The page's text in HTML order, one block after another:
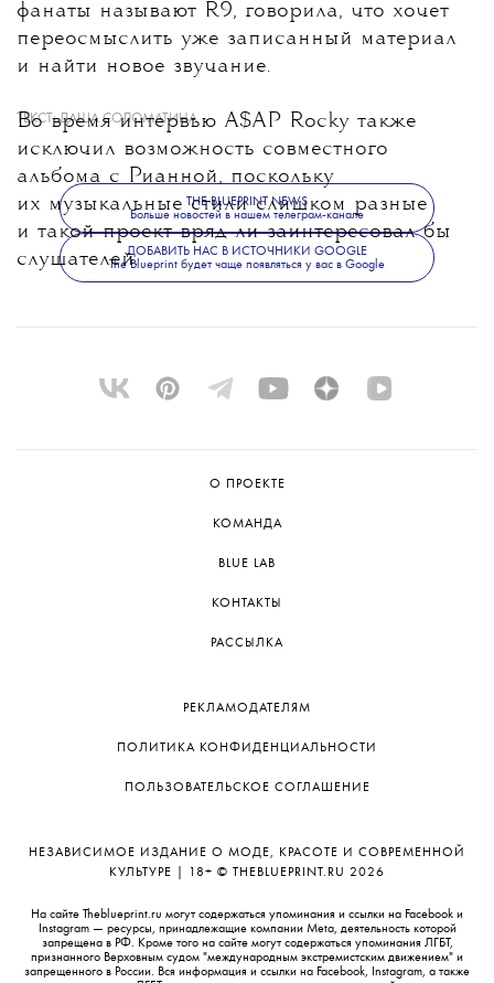
фанаты называют R9, говорила, что хочет
переосмыслить уже записанный материал
и найти новое звучание.
Во время интервью A$AP Rocky также
исключил возможность совместного
альбома с Рианной, поскольку
их музыкальные стили слишком разные
и такой проект вряд ли заинтересовал бы
слушателей.
ТЕКСТ:ДАША СОЛОМАТИНА
THE BLUEPRINT NEWS
Больше новостей в нашем телеграм-канале
ДОБАВИТЬ НАС В ИСТОЧНИКИ GOOGLE
The Blueprint будет чаще появляться у вас в Google
О ПРОЕКТЕ
КОМАНДА
BLUE LAB
КОНТАКТЫ
РАССЫЛКА
РЕКЛАМОДАТЕЛЯМ
ПОЛИТИКА КОНФИДЕНЦИАЛЬНОСТИ
ПОЛЬЗОВАТЕЛЬСКОЕ СОГЛАШЕНИЕ
НЕЗАВИСИМОЕ ИЗДАНИЕ О МОДЕ, КРАСОТЕ И СОВРЕМЕННОЙ
КУЛЬТУРЕ | 18+ © THEBLUEPRINT.RU 2026
На сайте Theblueprint.ru могут содержаться упоминания и ссылки на Facebook и
Instagram — ресурсы, принадлежащие компании Meta, деятельность которой
запрещена в РФ. Кроме того на сайте могут содержаться упоминания ЛГБТ,
признанного Верховным судом "международным экстремистским движением" и
запрещенного в России. Вся информация и ссылки на Facebook, Instagram, а также